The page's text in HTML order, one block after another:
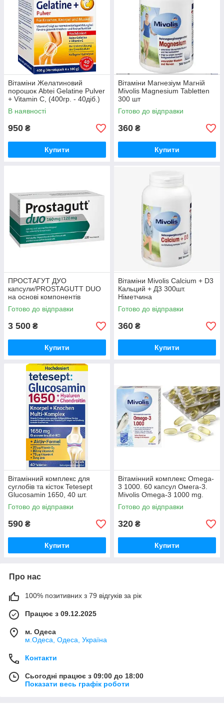
Вітаміни Желатиновий
порошок Abtei Gelatine Pulver
+ Vitamin C, (400гр. - 40діб.)
Німеччина
В наявності
950 ₴
Купити
Вітаміни Магнезіум Магній
Mivolis Magnesium Tabletten
300 шт
Готово до відправки
360 ₴
Купити
ПРОСТАГУТ ДУО
капсули/PROSTAGUTT DUO
на основі компонентів
рослинного походження
120штук
Готово до відправки
3 500 ₴
Купити
Вітаміни Mivolis Calcium + D3
Кальций + Д3 300шт.
Німетчина
Готово до відправки
360 ₴
Купити
Вітамінний комплекс для
суглобів та кісток Tetesept
Glucosamin 1650, 40 шт.
Німеччина
Готово до відправки
590 ₴
Купити
Вітамінний комплекс Omega-
3 1000. 60 капсул Омега-3.
Mivolis Omega-3 1000 mg.
Риб'ячий жир морських риб
Німеччина
Готово до відправки
320 ₴
Купити
Про нас
100% позитивних з 79 відгуків за рік
Працює з 09.12.2025
м. Одеса
м.Одеса, Одеса, Україна
Контакти
Сьогодні працює з 09:00 до 18:00
Показати весь графік роботи